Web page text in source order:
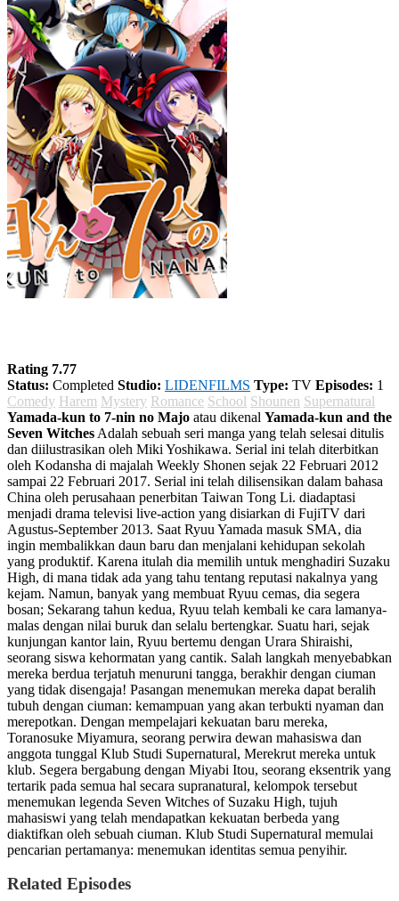
Rating 7.77
Status: Completed Studio: LIDENFILMS Type: TV Episodes: 1
Comedy Harem Mystery Romance School Shounen Supernatural
Yamada-kun to 7-nin no Majo atau dikenal Yamada-kun and the
Seven Witches Adalah sebuah seri manga yang telah selesai ditulis
dan diilustrasikan oleh Miki Yoshikawa. Serial ini telah diterbitkan
oleh Kodansha di majalah Weekly Shonen sejak 22 Februari 2012
sampai 22 Februari 2017. Serial ini telah dilisensikan dalam bahasa
China oleh perusahaan penerbitan Taiwan Tong Li. diadaptasi
menjadi drama televisi live-action yang disiarkan di FujiTV dari
Agustus-September 2013. Saat Ryuu Yamada masuk SMA, dia
ingin membalikkan daun baru dan menjalani kehidupan sekolah
yang produktif. Karena itulah dia memilih untuk menghadiri Suzaku
High, di mana tidak ada yang tahu tentang reputasi nakalnya yang
kejam. Namun, banyak yang membuat Ryuu cemas, dia segera
bosan; Sekarang tahun kedua, Ryuu telah kembali ke cara lamanya-
malas dengan nilai buruk dan selalu bertengkar. Suatu hari, sejak
kunjungan kantor lain, Ryuu bertemu dengan Urara Shiraishi,
seorang siswa kehormatan yang cantik. Salah langkah menyebabkan
mereka berdua terjatuh menuruni tangga, berakhir dengan ciuman
yang tidak disengaja! Pasangan menemukan mereka dapat beralih
tubuh dengan ciuman: kemampuan yang akan terbukti nyaman dan
merepotkan. Dengan mempelajari kekuatan baru mereka,
Toranosuke Miyamura, seorang perwira dewan mahasiswa dan
anggota tunggal Klub Studi Supernatural, Merekrut mereka untuk
klub. Segera bergabung dengan Miyabi Itou, seorang eksentrik yang
tertarik pada semua hal secara supranatural, kelompok tersebut
menemukan legenda Seven Witches of Suzaku High, tujuh
mahasiswi yang telah mendapatkan kekuatan berbeda yang
diaktifkan oleh sebuah ciuman. Klub Studi Supernatural memulai
pencarian pertamanya: menemukan identitas semua penyihir.
Related Episodes